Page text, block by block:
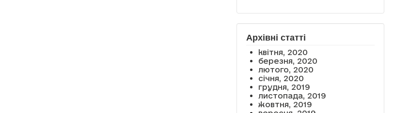
Архівні статті
квітня, 2020
березня, 2020
лютого, 2020
січня, 2020
грудня, 2019
листопада, 2019
жовтня, 2019